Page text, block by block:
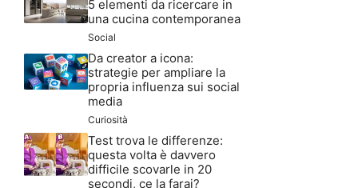
5 elementi da ricercare in
una cucina contemporanea
Social
Da creator a icona:
strategie per ampliare la
propria influenza sui social
media
Curiosità
Test trova le differenze:
questa volta è davvero
difficile scovarle in 20
secondi, ce la farai?